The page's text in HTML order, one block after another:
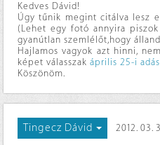
Kedves Dávid!
Úgy tűnik megint citálva lesz
(Lehet egy fotó annyira
gyanútlan szemlélőt,hogy
Hajlamos vagyok azt hinni,
képet válasszak április 25-i
Köszönöm.
Tingecz Dávid 2012. 03.